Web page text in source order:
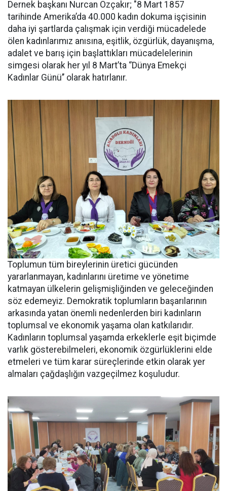
Dernek başkanı Nurcan Özçakır; "8 Mart 1857
tarihinde Amerika’da 40.000 kadın dokuma işçisinin
daha iyi şartlarda çalışmak için verdiği mücadelede
ölen kadınlarımız anısına, eşitlik, özgürlük, dayanışma,
adalet ve barış için başlattıkları mücadelelerinin
simgesi olarak her yıl 8 Mart’ta ‘’Dünya Emekçi
Kadınlar Günü’’ olarak hatırlanır.
Toplumun tüm bireylerinin üretici gücünden
yararlanmayan, kadınlarını üretime ve yönetime
katmayan ülkelerin gelişmişliğinden ve geleceğinden
söz edemeyiz. Demokratik toplumların başarılarının
arkasında yatan önemli nedenlerden biri kadınların
toplumsal ve ekonomik yaşama olan katkılarıdır.
Kadınların toplumsal yaşamda erkeklerle eşit biçimde
varlık gösterebilmeleri, ekonomik özgürlüklerini elde
etmeleri ve tüm karar süreçlerinde etkin olarak yer
almaları çağdaşlığın vazgeçilmez koşuludur.